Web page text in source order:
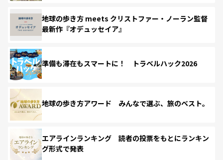
地球の歩き方 meets クリストファー・ノーラン監督
最新作『オデュッセイア』
準備も滞在もスマートに！ トラベルハック2026
地球の歩き方アワード みんなで選ぶ、旅のベスト。
エアラインランキング 読者の投票をもとにランキン
グ形式で発表